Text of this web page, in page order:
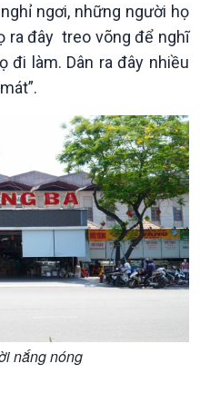
Thế giới
Hồ sơ sự kiện quốc tế
Thế giới & Việt Nam
ngơi, những người họ
ra đây treo võng để nghĩ
đi làm. Dân ra đây nhiều
nắng nóng